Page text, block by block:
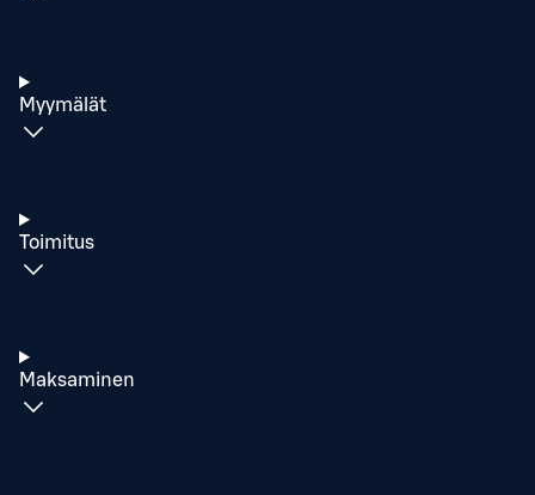
Myymälät
Toimitus
Maksaminen